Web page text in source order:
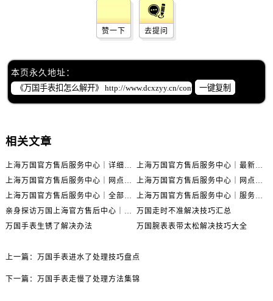
赞一下 去提问
本页永久地址：
一键复制
相关文章
万国走时不准解决技巧汇总
万国手表生锈了解决办法
万国腕表表带太松解决技巧大全
上一篇： 万国手表进水了处理技巧盘点
下一篇： 万国手表走慢了处理方法集锦